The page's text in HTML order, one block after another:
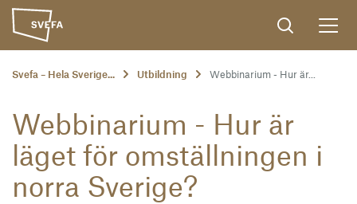
Svefa – Hela Sverige... Utbildning Webbinarium - Hur är...
Webbinarium - Hur är
läget för omställningen i
norra Sverige?